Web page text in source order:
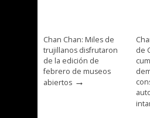
Chan Chan: Miles de
trujillanos disfrutaron
de la edición de
febrero de museos
abiertos →
de